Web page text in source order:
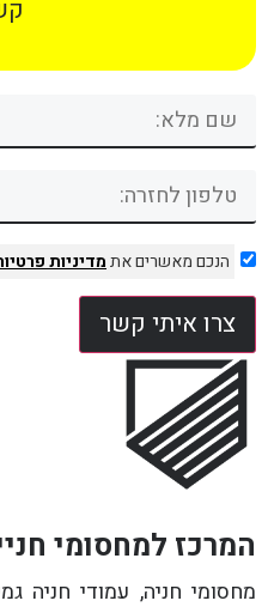
הנכם מאשרים אתמדיניות
צרו איתי קשר
המרכז למחסומי
מחסומי חניה, עמודי חניה